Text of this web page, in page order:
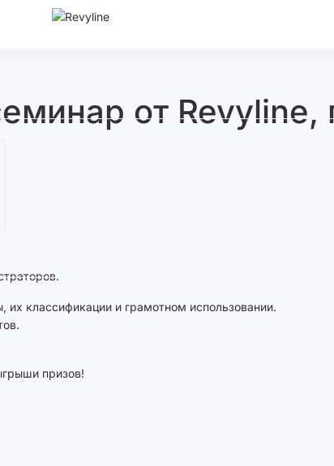
от Revyline,
классификации и грамотном использовании.
призов!